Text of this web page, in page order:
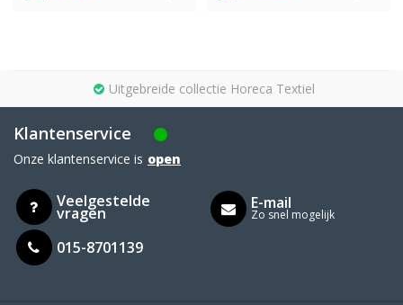
Uitgebreide collectie Horeca Textiel
Klantenservice
Onze klantenservice is open
Veelgestelde
vragen
015-8701139
E-mail
Zo snel mogelijk